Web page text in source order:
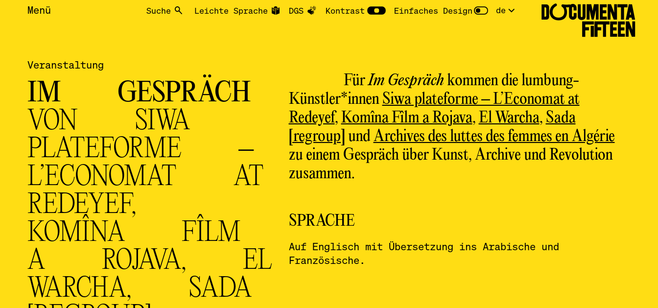
Menü Suche Leichte Sprache DGS Kontrast Einfaches Design de DOCUMENTA
FIFTEEN
Veranstaltung
IM GESPRÄCH
VON SIWA
PLATEFORME –
L’ECONOMAT AT
REDEYEF,
KOMÎNA FÎLM
A ROJAVA, EL
WARCHA, SADA
FürIm Gespräch kommen die lumbung-
Künstler*innen Siwa plateforme – L’Economat at
Redeyef, Komîna Fîlm a Rojava, El Warcha, Sada
[regroup] undArchives des luttes des femmes en Algérie
zu einem Gespräch über Kunst, Archive und Revolution
zusammen.
SPRACHE
Auf Englisch mit Übersetzung ins Arabische und
Französische.